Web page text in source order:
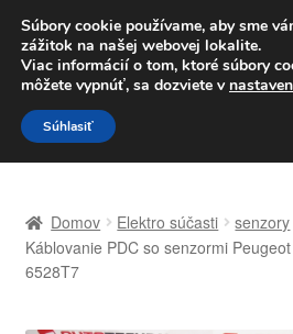
DOPRAVA od 6 EUR
Po–Pi 09:00–16:00 233
Preskočiť
na
navigáciu
Preskočiť
na
obsah
Celosvetová preprava
Domov Elektro súčasti senzory
Káblovanie PDC so senzormi
6528T7
Súbory cookie používame, aby sme
zážitok na našej webovej lokalite.
Viac informácií o tom, ktoré súbory
môžete vypnúť, sa dozviete v
Súhlasiť